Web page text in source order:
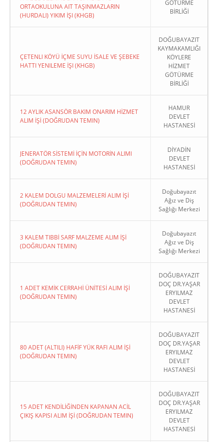
ORTAOKULUNA AIT TAŞINMAZLARIN
(HURDALI) YIKIM İŞI (KHGB)
GÖTÜRME
BİRLİĞİ
ÇETENLI KÖYÜ İÇME SUYU İSALE VE ŞEBEKE
HATTI YENILEME İŞI (KHGB)
DOĞUBAYAZIT
KAYMAKAMLIĞI
KÖYLERE
HİZMET
GÖTÜRME
BİRLİĞİ
12 AYLIK ASANSÖR BAKIM ONARIM HİZMET
ALIM İŞİ (DOĞRUDAN TEMIN)
HAMUR
DEVLET
HASTANESİ
JENERATÖR SİSTEMİ İÇİN MOTORİN ALIMI
(DOĞRUDAN TEMIN)
DİYADİN
DEVLET
HASTANESİ
2 KALEM DOLGU MALZEMELERİ ALIM İŞİ
(DOĞRUDAN TEMIN)
Doğubayazıt
Ağız ve Diş
Sağlığı Merkezi
3 KALEM TIBBİ SARF MALZEME ALIM İŞİ
(DOĞRUDAN TEMIN)
Doğubayazıt
Ağız ve Diş
Sağlığı Merkezi
1 ADET KEMİK CERRAHİ ÜNİTESİ ALIM İŞİ
(DOĞRUDAN TEMIN)
DOĞUBAYAZIT
DOÇ DR.YAŞAR
ERYILMAZ
DEVLET
HASTANESİ
80 ADET (ALTILI) HAFİF YÜK RAFI ALIM İŞİ
(DOĞRUDAN TEMIN)
DOĞUBAYAZIT
DOÇ DR.YAŞAR
ERYILMAZ
DEVLET
HASTANESİ
15 ADET KENDİLİĞİNDEN KAPANAN ACİL
ÇIKIŞ KAPISI ALIM İŞİ (DOĞRUDAN TEMIN)
DOĞUBAYAZIT
DOÇ DR.YAŞAR
ERYILMAZ
DEVLET
HASTANESİ